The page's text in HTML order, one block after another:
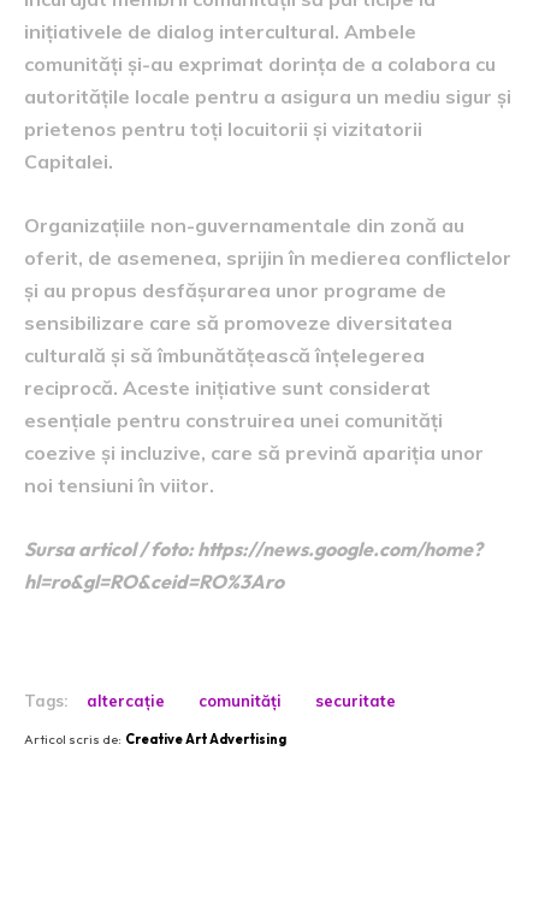
inițiativele de dialog intercultural. Ambele
comunități și-au exprimat dorința de a colabora cu
autoritățile locale pentru a asigura un mediu sigur și
prietenos pentru toți locuitorii și vizitatorii
Capitalei.
Organizațiile non-guvernamentale din zonă au
oferit, de asemenea, sprijin în medierea conflictelor
și au propus desfășurarea unor programe de
sensibilizare care să promoveze diversitatea
culturală și să îmbunătățească înțelegerea
reciprocă. Aceste inițiative sunt considerat
esențiale pentru construirea unei comunități
coezive și incluzive, care să prevină apariția unor
noi tensiuni în viitor.
Sursa articol / foto: https://news.google.com/home?
hl=ro&gl=RO&ceid=RO%3Aro
Tags: altercație comunități securitate
Articol scris de: Creative Art Advertising